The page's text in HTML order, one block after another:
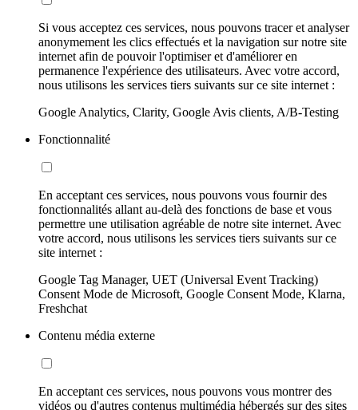
Si vous acceptez ces services, nous pouvons tracer et analyser
anonymement les clics effectués et la navigation sur notre site
internet afin de pouvoir l'optimiser et d'améliorer en
permanence l'expérience des utilisateurs. Avec votre accord,
nous utilisons les services tiers suivants sur ce site internet :
Google Analytics, Clarity, Google Avis clients, A/B-Testing
Fonctionnalité
En acceptant ces services, nous pouvons vous fournir des
fonctionnalités allant au-delà des fonctions de base et vous
permettre une utilisation agréable de notre site internet. Avec
votre accord, nous utilisons les services tiers suivants sur ce
site internet :
Google Tag Manager, UET (Universal Event Tracking)
Consent Mode de Microsoft, Google Consent Mode, Klarna,
Freshchat
Contenu média externe
En acceptant ces services, nous pouvons vous montrer des
vidéos ou d'autres contenus multimédia hébergés sur des sites